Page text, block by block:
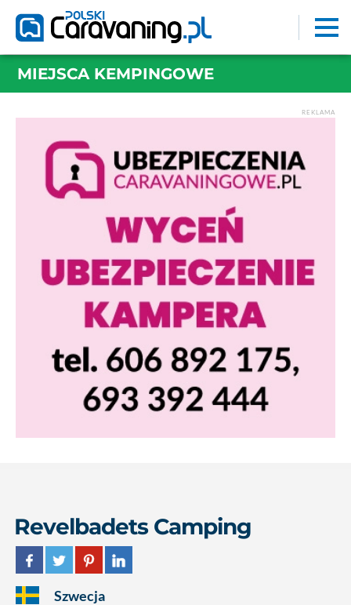
MIEJSCA KEMPINGOWE
REKLAMA
Revelbadets Camping
Szwecja